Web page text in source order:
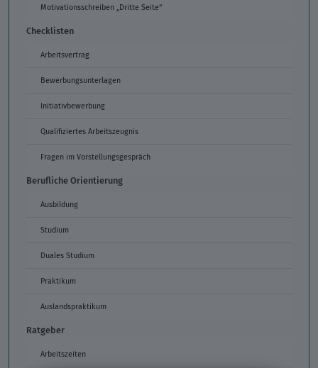
Motivationsschreiben „Dritte Seite“
Checklisten
Arbeitsvertrag
Bewerbungsunterlagen
Initiativbewerbung
Qualifiziertes Arbeitszeugnis
Fragen im Vorstellungsgespräch
Berufliche Orientierung
Ausbildung
Studium
Duales Studium
Praktikum
Auslandspraktikum
Ratgeber
Arbeitszeiten